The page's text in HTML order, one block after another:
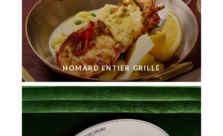
HOMARD ENTIER GRILLÉ